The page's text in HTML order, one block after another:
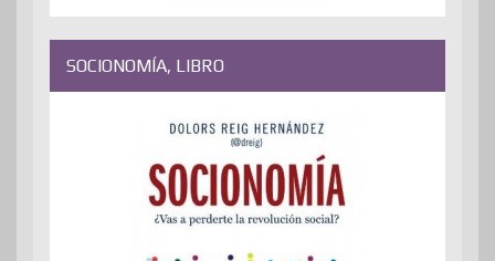
SOCIONOMÍA, LIBRO